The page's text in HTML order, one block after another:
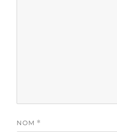
NOM *